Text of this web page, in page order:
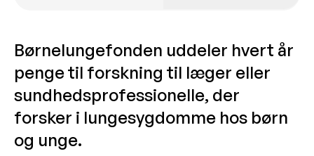
Støttede projekter
2025
2024
2023
2022
Børnelungefonden uddeler hvert år
penge til forskning til læger eller
sundhedsprofessionelle, der
forsker i lungesygdomme hos børn
og unge.